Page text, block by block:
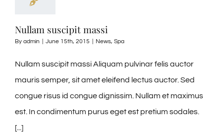
Nullam suscipit massi
By admin June 15th, 2015 News, Spa
Nullam suscipit massi Aliquam pulvinar felis auctor
mauris semper, sit amet eleifend lectus auctor. Sed
congue risus id congue dignissim. Nullam et maximus
est. In condimentum purus eget est pretium sodales.
[...]